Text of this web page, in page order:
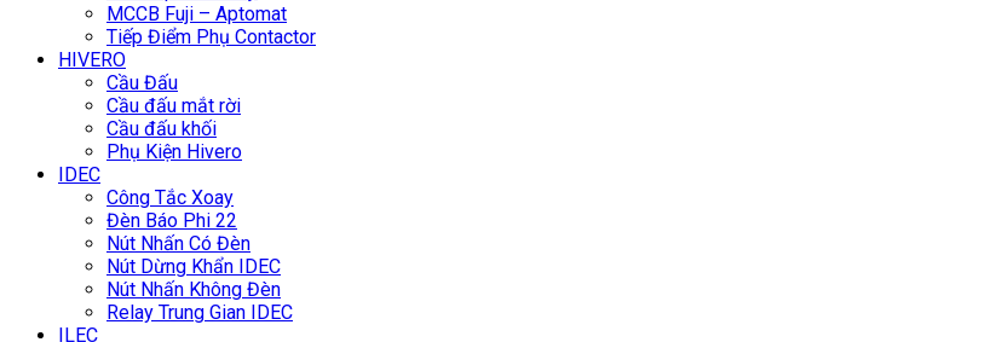
MCCB Fuji – Aptomat
Tiếp Điểm Phụ Contactor
HIVERO
Cầu Đấu
Cầu đấu mắt rời
Cầu đấu khối
Phụ Kiện Hivero
IDEC
Công Tắc Xoay
Đèn Báo Phi 22
Nút Nhấn Có Đèn
Nút Dừng Khẩn IDEC
Nút Nhấn Không Đèn
Relay Trung Gian IDEC
ILEC